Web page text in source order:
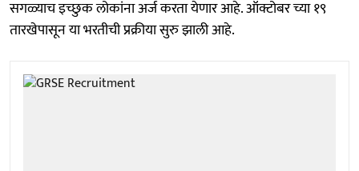
सगळ्याच इच्छुक लोकांना अर्ज करता येणार आहे. ऑक्टोबर च्या १९
तारखेपासून या भरतीची प्रक्रीया सुरु झाली आहे.